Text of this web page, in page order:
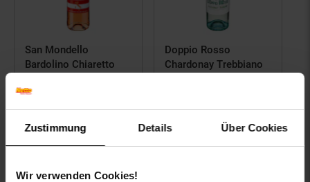
Zustimmung Details Über Cookies
Wir verwenden Cookies!
San Mondello
Bardolino Chiaretto
Liter
Kundenbewertung: 4,58 von 5 Sternen
Mindestbestellmenge 6 Stück
Doppio Rosso
Chardonay Trebbiano
Kundenbewertung: 4,8 von 5
Mindestbestellmenge 12